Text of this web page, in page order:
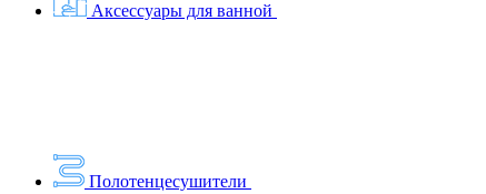
Аксессуары для ванной
Полотенцесушители